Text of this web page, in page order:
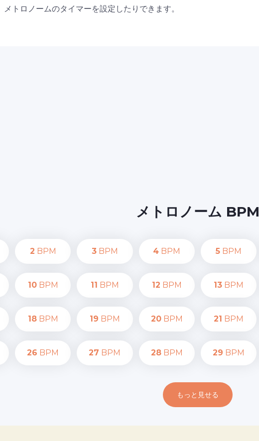
メトロノームのタイマーを設定したりできます。
メトロノーム BPM
2 BPM 3BPM 4 BPM 5 BPM
10BPM 11 BPM 12 BPM 13 BPM
18BPM 19 BPM 20BPM 21 BPM
26 BPM 27 BPM 28BPM 29 BPM
もっと見せる